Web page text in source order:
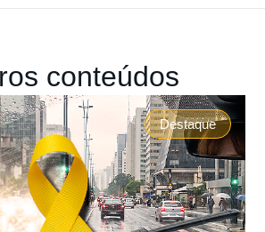
conteúdos
Destaque